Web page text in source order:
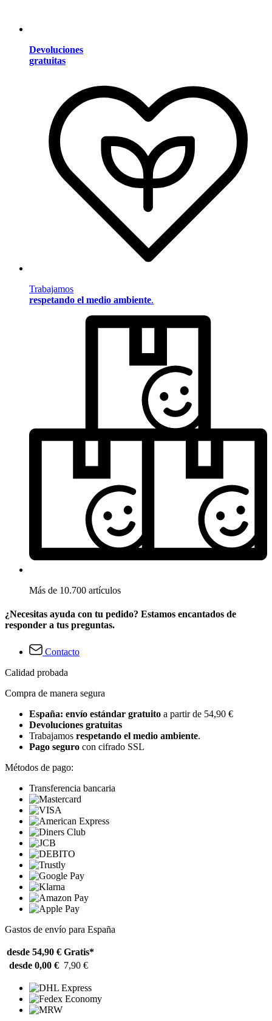
Devoluciones
gratuitas
Trabajamos
respetando el medio ambiente.
Más de 10.700 artículos
¿Necesitas ayuda con tu pedido? Estamos encantados de
responder a tus preguntas.
Contacto
Calidad probada
Compra de manera segura
España: envío estándar gratuito a partir de 54,90 €
Devoluciones gratuitas
Trabajamos respetando el medio ambiente.
Pago seguro con cifrado SSL
Métodos de pago:
Transferencia bancaria
Gastos de envío para España
desde 54,90 € Gratis*
desde 0,00 € 7,90 €